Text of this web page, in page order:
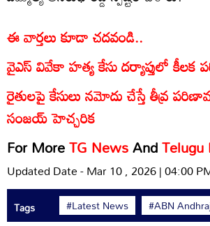
ఈ వార్తలు కూడా చదవండి..
వైఎస్ వివేకా హత్య కేసు దర్యాప్తులో
రైతులపై కేసులు నమోదు చేస్తే తీవ్ర
సంజయ్ హెచ్చరిక
For MoreTG NewsAnd
Updated Date - Mar 10 , 2026 | 04:00
Tags #Latest News #ABN